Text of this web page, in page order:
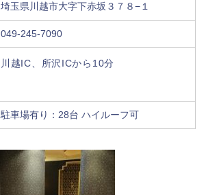
埼玉県川越市大字下赤坂３７８−１
049-245-7090
川越IC、所沢ICから10分
駐車場有り：28台 ハイルーフ可